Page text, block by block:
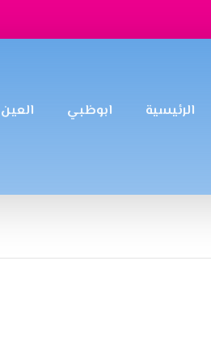
الرئيسية ابوظبي العين